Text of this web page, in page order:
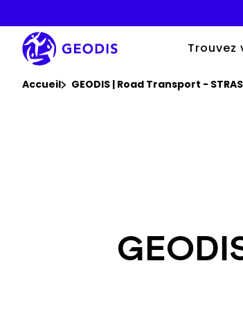
contenu
principal
Trouvez
Accueil GEODIS | Road Transport -